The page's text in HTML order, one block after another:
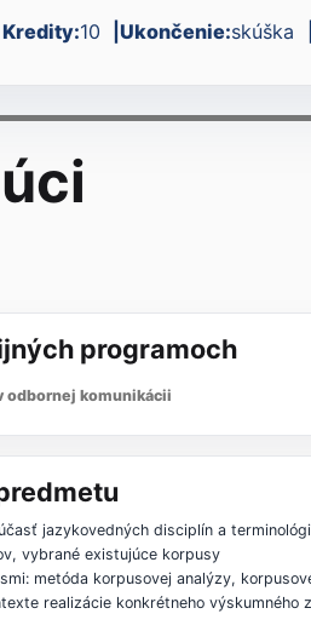
Kredity:10 Ukončenie:skúška
programoch
odbornej komunikácii
jazykovedných disciplín a
vybrané existujúce korpusy
metóda korpusovej analýzy,
realizácie konkrétneho výskumného